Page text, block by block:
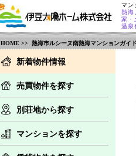
マン
熱海
家・
温泉
HOME >> 熱海市ルシーヌ南熱海マンションガイド
新着物件情報
売買物件を探す
別荘地から探す
マンションを探す